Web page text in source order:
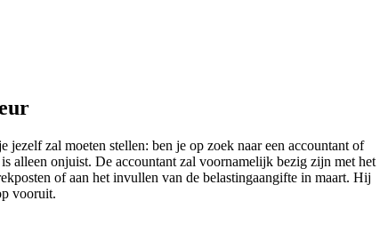
zal moeten stellen: ben je op zoek naar een accountant of
alleen onjuist. De accountant zal voornamelijk bezig zijn met het
of aan het invullen van de belastingaangifte in maart. Hij
vooruit.